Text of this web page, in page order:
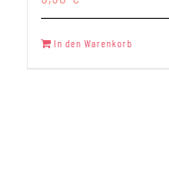
In den Warenkorb